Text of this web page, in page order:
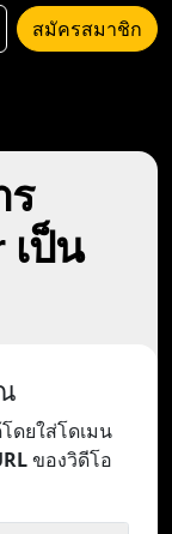
สมัครสมาชิก
ร
เป็น
ดยใส่โดเมน
ของวิดีโอ